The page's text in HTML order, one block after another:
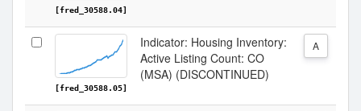
[fred_30588.04]
[fred_30588.05]
Indicator: Housing Inventory:
Active Listing Count: CO
(MSA) (DISCONTINUED)
A